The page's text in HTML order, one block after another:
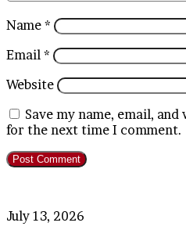
Name *
Email *
Website
Save my name, email,
for the next time I comment.
PT
July 13, 2026